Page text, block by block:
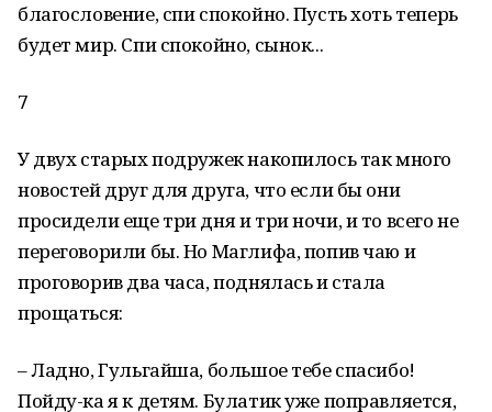
благословение, спи спокойно. Пусть хоть теперь
будет мир. Спи спокойно, сынок...
7
У двух старых подружек накопилось так много
новостей друг для друга, что если бы они
просидели еще три дня и три ночи, и то всего не
переговорили бы. Но Маглифа, попив чаю и
проговорив два часа, поднялась и стала
прощаться:
– Ладно, Гульгайша, большое тебе спасибо!
Пойду-ка я к детям. Булатик уже поправляется,